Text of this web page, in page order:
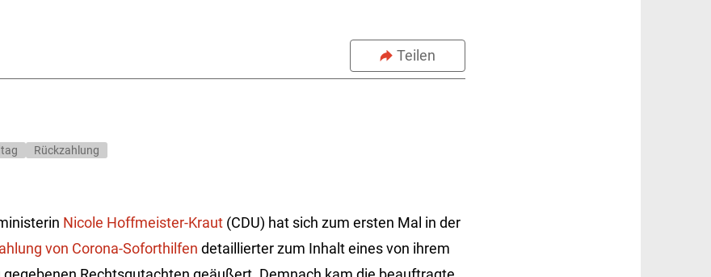
Teilen
Rückzahlung
Nicole Hoffmeister-Kraut (CDU) hat sich zum ersten Mal in der
von Corona-Soforthilfen detaillierter zum Inhalt eines von ihrem